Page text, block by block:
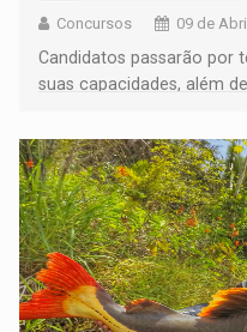
Concursos 09 de
Candidatos passarão por
suas capacidades, além